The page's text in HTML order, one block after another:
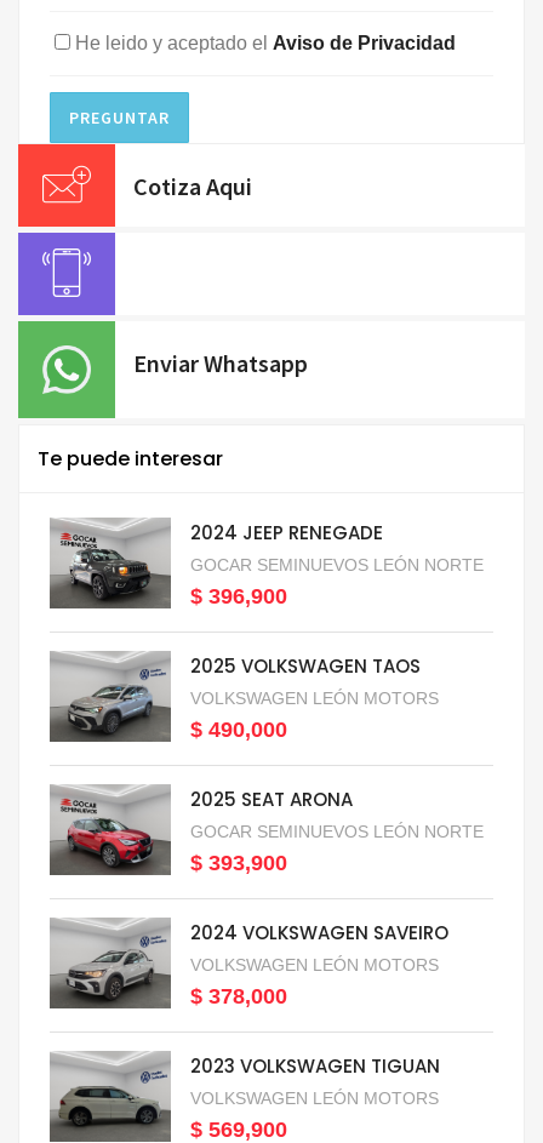
He leido y aceptado el Aviso de Privacidad
PREGUNTAR
Cotiza Aqui
Enviar Whatsapp
Te puede interesar
2024 JEEP RENEGADE
GOCAR SEMINUEVOS LEÓN NORTE
$ 396,900
2025 VOLKSWAGEN TAOS
VOLKSWAGEN LEÓN MOTORS
$ 490,000
2025 SEAT ARONA
GOCAR SEMINUEVOS LEÓN NORTE
$ 393,900
2024 VOLKSWAGEN SAVEIRO
VOLKSWAGEN LEÓN MOTORS
$ 378,000
2023 VOLKSWAGEN TIGUAN
VOLKSWAGEN LEÓN MOTORS
$ 569,900